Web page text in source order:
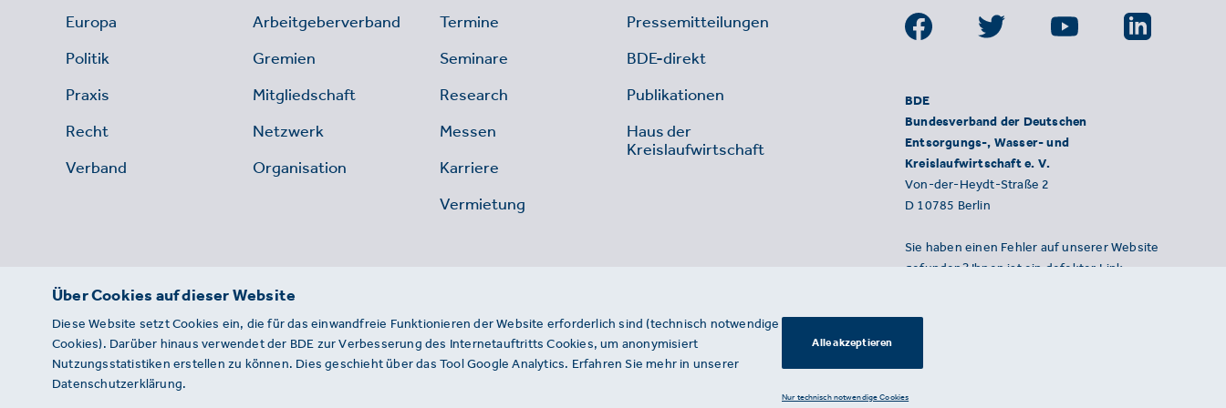
Europa
Politik
Praxis
Recht
Verband
Arbeitgeberverband
Gremien
Mitgliedschaft
Netzwerk
Organisation
Termine
Seminare
Research
Messen
Karriere
Vermietung
Pressemitteilungen
BDE-direkt
Publikationen
Haus der
Kreislaufwirtschaft
BDE
Bundesverband der Deutschen
Entsorgungs-, Wasser- und
Kreislaufwirtschaft e. V.
Von-der-Heydt-Straße 2
D 10785 Berlin
Sie haben einen Fehler auf unserer Website
gefunden? Ihnen ist ein defekter Link
Über Cookies auf dieser Website
Diese Website setzt Cookies ein, die für das einwandfreie Funktionieren der Website erforderlich sind (technisch notwendige
Cookies). Darüber hinaus verwendet der BDE zur Verbesserung des Internetauftritts Cookies, um anonymisiert
Nutzungsstatistiken erstellen zu können. Dies geschieht über das Tool Google Analytics. Erfahren Sie mehr in unserer
Datenschutzerklärung.
Alle akzeptieren
Nur technisch notwendige Cookies